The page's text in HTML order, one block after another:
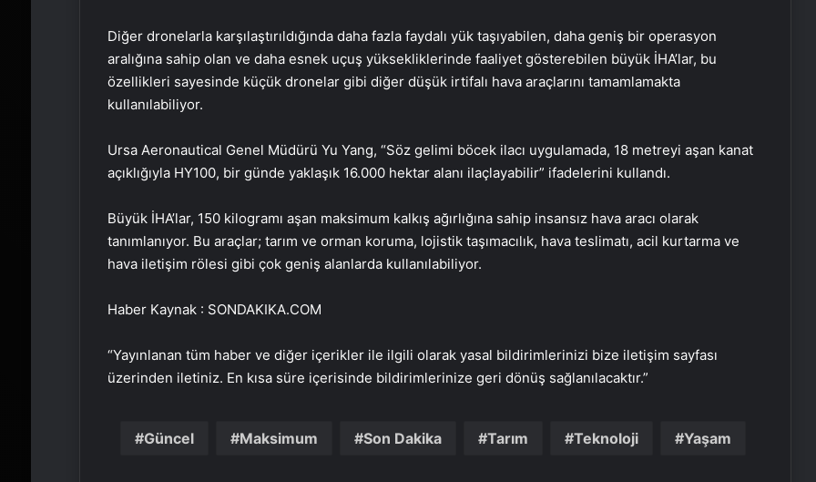
Diğer dronelarla karşılaştırıldığında daha fazla faydalı yük taşıyabilen, daha geniş bir operasyon
aralığına sahip olan ve daha esnek uçuş yüksekliklerinde faaliyet gösterebilen büyük İHA’lar, bu
özellikleri sayesinde küçük dronelar gibi diğer düşük irtifalı hava araçlarını tamamlamakta
kullanılabiliyor.
Ursa Aeronautical Genel Müdürü Yu Yang, “Söz gelimi böcek ilacı uygulamada, 18 metreyi aşan kanat
açıklığıyla HY100, bir günde yaklaşık 16.000 hektar alanı ilaçlayabilir” ifadelerini kullandı.
Büyük İHA’lar, 150 kilogramı aşan maksimum kalkış ağırlığına sahip insansız hava aracı olarak
tanımlanıyor. Bu araçlar; tarım ve orman koruma, lojistik taşımacılık, hava teslimatı, acil kurtarma ve
hava iletişim rölesi gibi çok geniş alanlarda kullanılabiliyor.
Haber Kaynak : SONDAKIKA.COM
“Yayınlanan tüm haber ve diğer içerikler ile ilgili olarak yasal bildirimlerinizi bize iletişim sayfası
üzerinden iletiniz. En kısa süre içerisinde bildirimlerinize geri dönüş sağlanılacaktır.”
Güncel Maksimum Son Dakika Tarım Teknoloji Yaşam
Öğretmen atamaları için başvurular
bugün başladı
Yusuf Tekin: Yaz tatilinin öne
çekilmesi gündemimizde yok